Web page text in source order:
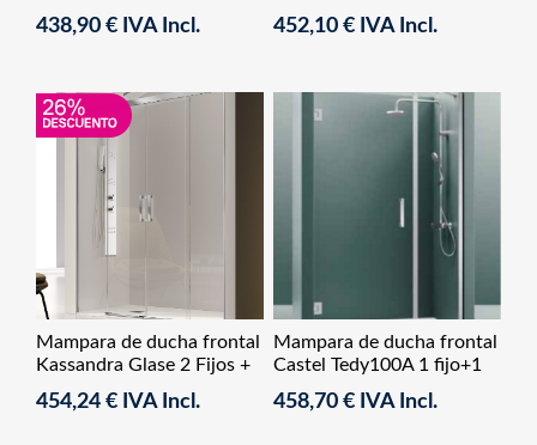
abatible+ 1 fijo lateral fijo
438,90 € IVA Incl.
+2 Corredera
452,10 € IVA Incl.
Mampara de ducha frontal
Kassandra Glase 2 Fijos +
454,24 € IVA Incl.
Mampara de ducha frontal
Castel Tedy100A 1 fijo+1
458,70 € IVA Incl.